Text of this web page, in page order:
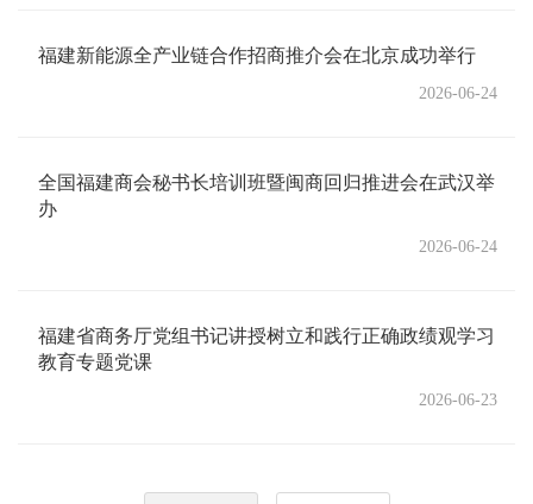
福建新能源全产业链合作招商推介会在北京成功举行
2026-06-24
全国福建商会秘书长培训班暨闽商回归推进会在武汉举
办
2026-06-24
福建省商务厅党组书记讲授树立和践行正确政绩观学习
教育专题党课
2026-06-23